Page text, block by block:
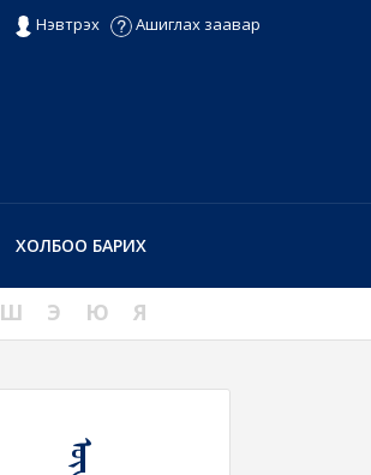
Нэвтрэх Ашиглах заавар
ХОЛБОО БАРИХ
Ш Э Ю Я